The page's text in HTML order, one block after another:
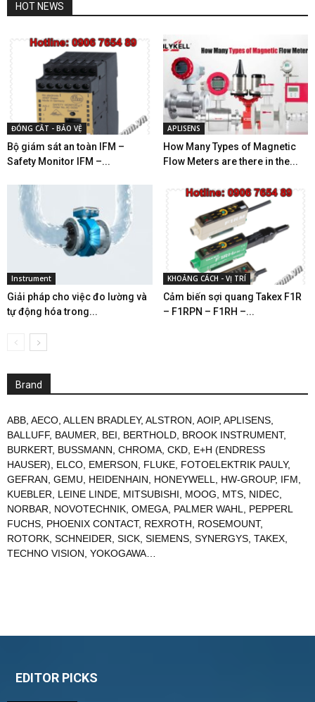
HOT NEWS
ĐÓNG CẮT - BẢO VỆ
Bộ giám sát an toàn IFM –
Safety Monitor IFM –...
APLISENS
How Many Types of Magnetic
Flow Meters are there in the...
Instrument
Giải pháp cho việc đo lường và
tự động hóa trong...
KHOẢNG CÁCH - VỊ TRÍ
Cảm biến sợi quang Takex F1R
– F1RPN – F1RH –...
Brand
ABB, AECO, ALLEN BRADLEY, ALSTRON, AOIP, APLISENS,
BALLUFF, BAUMER, BEI, BERTHOLD, BROOK INSTRUMENT,
BURKERT, BUSSMANN, CHROMA, CKD, E+H (ENDRESS
HAUSER), ELCO, EMERSON, FLUKE, FOTOELEKTRIK PAULY,
GEFRAN, GEMU, HEIDENHAIN, HONEYWELL, HW-GROUP, IFM,
KUEBLER, LEINE LINDE, MITSUBISHI, MOOG, MTS, NIDEC,
NORBAR, NOVOTECHNIK, OMEGA, PALMER WAHL, PEPPERL
FUCHS, PHOENIX CONTACT, REXROTH, ROSEMOUNT,
ROTORK, SCHNEIDER, SICK, SIEMENS, SYNERGYS, TAKEX,
TECHNO VISION, YOKOGAWA…
EDITOR PICKS